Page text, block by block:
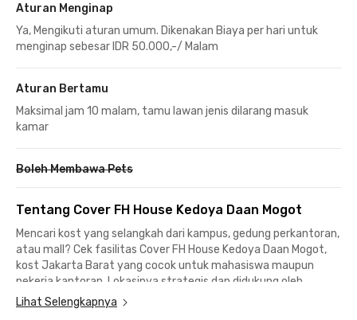
Aturan Menginap
Ya, Mengikuti aturan umum. Dikenakan Biaya per hari untuk
menginap sebesar IDR 50.000,-/ Malam
Aturan Bertamu
Maksimal jam 10 malam, tamu lawan jenis dilarang masuk
kamar
Boleh Membawa Pets
Tentang Cover FH House Kedoya Daan Mogot
Mencari kost yang selangkah dari kampus, gedung perkantoran,
atau mall? Cek fasilitas Cover FH House Kedoya Daan Mogot,
kost Jakarta Barat yang cocok untuk mahasiswa maupun
pekerja kantoran. Lokasinya strategis dan didukung oleh
banyak pilihan transportasi publik.
Lihat Selengkapnya